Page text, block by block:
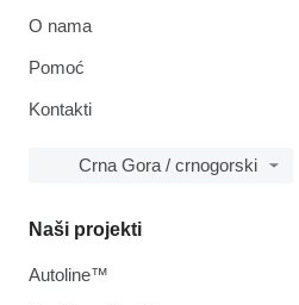
O nama
Pomoć
Kontakti
Crna Gora / crnogorski
Naši projekti
Autoline™